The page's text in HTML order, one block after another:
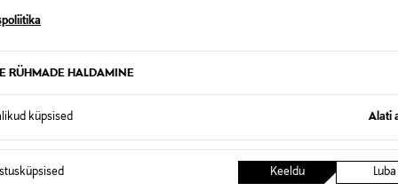
RÜHMADE HALDAMINE
küpsised Alati
Keeldu Luba